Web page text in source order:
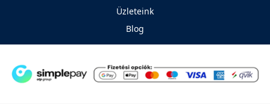
Üzleteink
Blog